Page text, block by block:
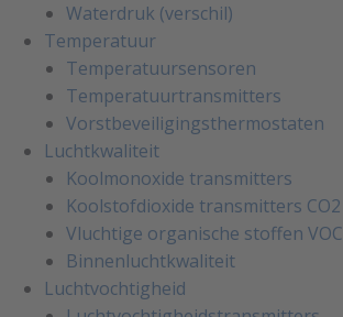
Waterdruk (verschil)
Temperatuur
Temperatuursensoren
Temperatuurtransmitters
Vorstbeveiligingsthermostaten
Luchtkwaliteit
Koolmonoxide transmitters
Koolstofdioxide transmitters CO2
Vluchtige organische stoffen VOC
Binnenluchtkwaliteit
Luchtvochtigheid